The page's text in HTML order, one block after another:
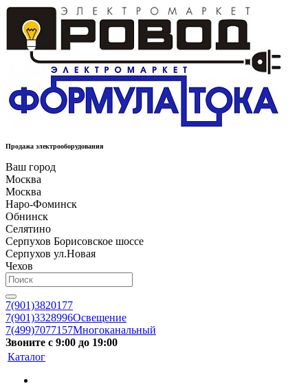
Продажа электрооборудования
Ваш город
Москва
Москва
Наро-Фоминск
Обнинск
Селятино
Серпухов Борисовское шоссе
Серпухов ул.Новая
Чехов
7(901)3820177
7(901)3328996Освещение
7(499)7077157Многоканальный
Звоните с 9:00 до 19:00
Каталог